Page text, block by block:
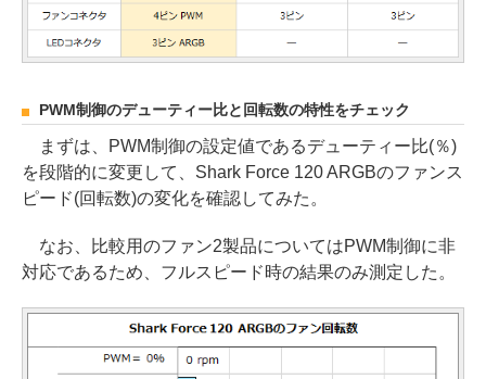
PWM制御のデューティー比と回転数の特性をチェック
まずは、PWM制御の設定値であるデューティー比(％)
を段階的に変更して、Shark Force 120 ARGBのファンス
ピード(回転数)の変化を確認してみた。
なお、比較用のファン2製品についてはPWM制御に非
対応であるため、フルスピード時の結果のみ測定した。